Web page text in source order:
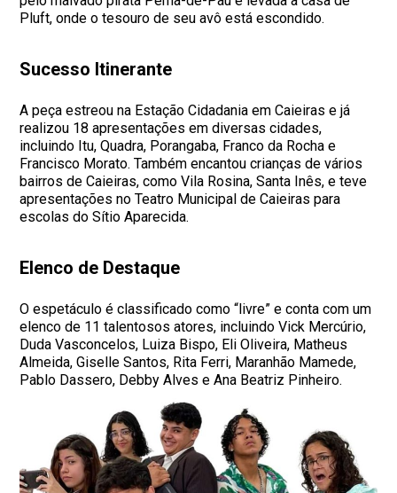
Pluft, onde o tesouro de seu avô está escondido.
Sucesso Itinerante
A peça estreou na Estação Cidadania em Caieiras e já
realizou 18 apresentações em diversas cidades,
incluindo Itu, Quadra, Porangaba, Franco da Rocha e
Francisco Morato. Também encantou crianças de vários
bairros de Caieiras, como Vila Rosina, Santa Inês, e teve
apresentações no Teatro Municipal de Caieiras para
escolas do Sítio Aparecida.
Elenco de Destaque
O espetáculo é classificado como “livre” e conta com um
elenco de 11 talentosos atores, incluindo Vick Mercúrio,
Duda Vasconcelos, Luiza Bispo, Eli Oliveira, Matheus
Almeida, Giselle Santos, Rita Ferri, Maranhão Mamede,
Pablo Dassero, Debby Alves e Ana Beatriz Pinheiro.